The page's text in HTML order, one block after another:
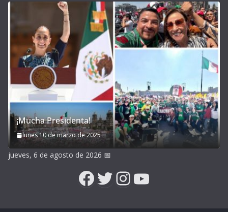
¡Mucha Presidenta!
lunes 10 de marzo de 2025
jueves, 6 de agosto de 2026 📅
Facebook
Twitter
Instagram
YouTube